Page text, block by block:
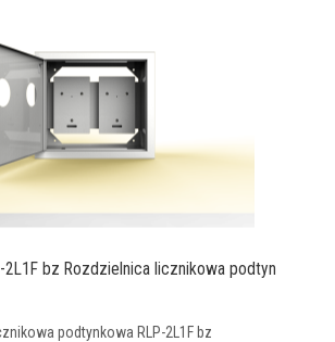
2L1F bz Rozdzielnica licznikowa podtyn
podtynkowa RLP-2L1F bz